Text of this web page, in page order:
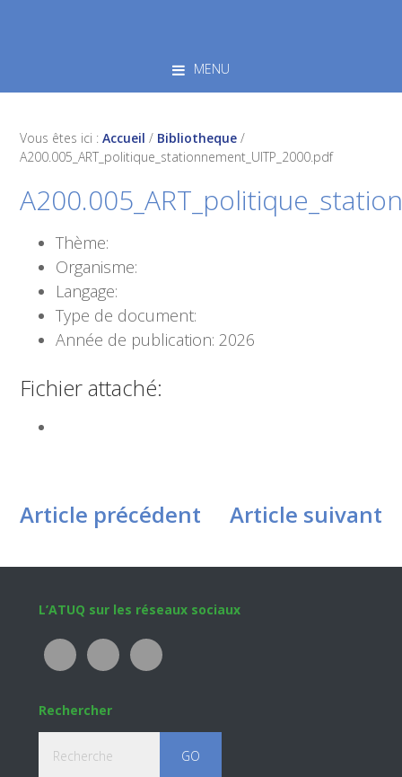
MENU
Vous êtes ici :Accueil / Bibliotheque /
A200.005_ART_politique_stationnement_UITP_2000.pdf
Thème:
Organisme:
Langage:
Type de document:
Année de publication: 2026
Fichier attaché:
Article précédent Article suivant
Footer
L’ATUQ sur les réseaux sociaux
Rechercher